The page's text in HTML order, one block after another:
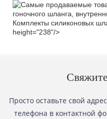
Комплекты силиконовых
height="238"/>
Просто оставьте свой
телефона в контактной